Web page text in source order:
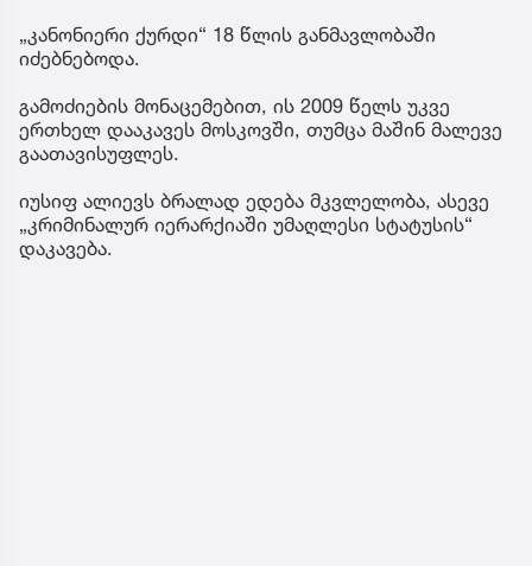
„კანონიერი ქურდი“ 18 წლის განმავლობაში
იძებნებოდა.
გამოძიების მონაცემებით, ის 2009 წელს უკვე
ერთხელ დააკავეს მოსკოვში, თუმცა მაშინ მალევე
გაათავისუფლეს.
იუსიფ ალიევს ბრალად ედება მკვლელობა, ასევე
„კრიმინალურ იერარქიაში უმაღლესი სტატუსის“
დაკავება.